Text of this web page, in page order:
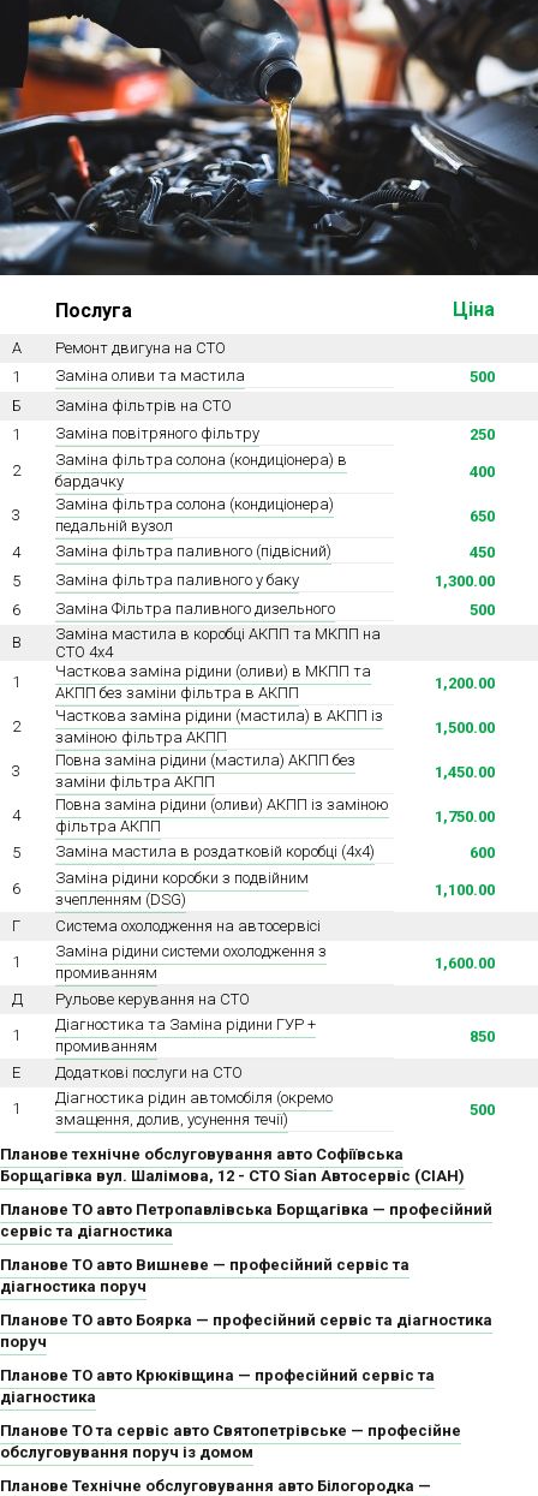
Ходова частина Зчеплення
ГРМ Шиномонтаж
Запчастини Двигун
Гальмівна система Заміна Ременей
Послуга Ціна
А
Ремонт двигуна на СТО
1
Заміна оливи та мастила
500
Б
Заміна фільтрів на СТО
1
Заміна повітряного фільтру
250
2
Заміна фільтра солона (кондиціонера) в
бардачку
400
3
Заміна фільтра солона (кондиціонера)
педальній вузол
650
4
Заміна фільтра паливного (підвісний)
450
5
Заміна фільтра паливного у баку
1,300.00
6
Заміна Фільтра паливного дизельного
500
В
Заміна мастила в коробці АКПП та МКПП на
СТО 4х4
1
Часткова заміна рідини (оливи) в МКПП та
АКПП без заміни фільтра в АКПП
1,200.00
2
Часткова заміна рідини (мастила) в АКПП із
заміною фільтра АКПП
1,500.00
3
Повна заміна рідини (мастила) АКПП без
заміни фільтра АКПП
1,450.00
4
Повна заміна рідини (оливи) АКПП із заміною
фільтра АКПП
1,750.00
5
Заміна мастила в роздатковій коробці (4х4)
600
6
Заміна рідини коробки з подвійним
зчепленням (DSG)
1,100.00
Г
Система охолодження на автосервісі
1
Заміна рідини системи охолодження з
промиванням
1,600.00
Д
Рульове керування на СТО
1
Діагностика та Заміна рідини ГУР +
промиванням
850
Е
Додаткові послуги на СТО
1
Діагностика рідин автомобіля (окремо
змащення, долив, усунення течії)
500
Планове технічне обслуговування авто Софіївська
Борщагівка вул. Шалімова, 12 - СТО Sian Автосервіс (СІАН)
Планове ТО авто Петропавлівська Борщагівка — професійний
сервіс та діагностика
Планове ТО авто Вишневе — професійний сервіс та
діагностика поруч
Планове ТО авто Боярка — професійний сервіс та діагностика
поруч
Планове ТО авто Крюківщина — професійний сервіс та
діагностика
Планове ТО та сервіс авто Святопетрівське — професійне
обслуговування поруч із домом
Планове Технічне обслуговування авто Білогородка —